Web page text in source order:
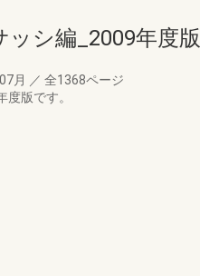
ッシ編_2009年度版
月 ／ 全1368ページ
版です。